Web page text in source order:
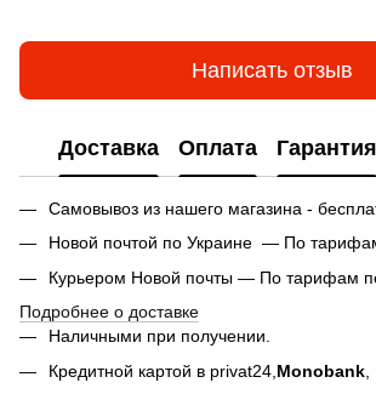
Написать отзыв
Доставка Оплата Гарантия
Самовывоз из нашего магазина -
Новой почтой по Украине — По
Курьером Новой почты — По тарифам
Подробнее о доставке
Наличными при получении.
Кредитной картой в privat24, Monobank